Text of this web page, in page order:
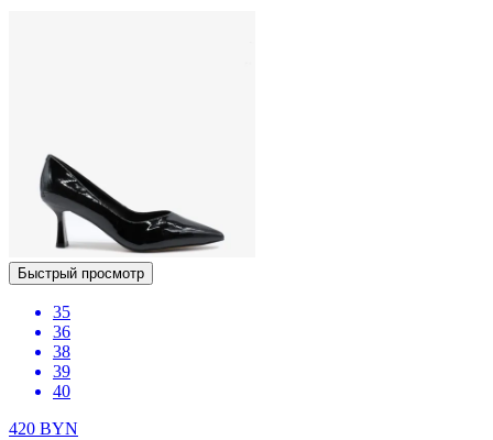
Быстрый просмотр
35
36
38
39
40
420 BYN